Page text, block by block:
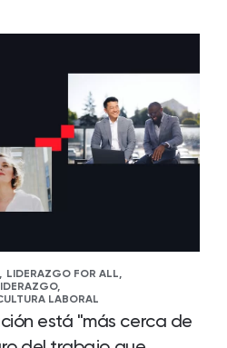
LIDERAZGO FOR ALL,
LABORAL
está "más cerca de